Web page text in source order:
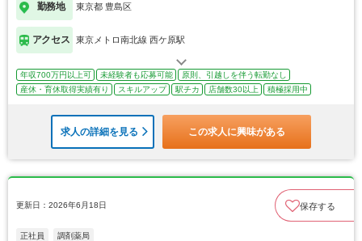
勤務地 東京都 豊島区
アクセス 東京メトロ南北線 西ケ原駅
年収700万円以上可 未経験者も応募可能
原則、引越しを伴う転勤なし
産休・育休取得実績有り
スキルアップ 駅チカ 店舗数30以上 積極採用中
求人の詳細を見る この求人に興味がある
更新日：2026年6月18日 保存する
正社員 調剤薬局